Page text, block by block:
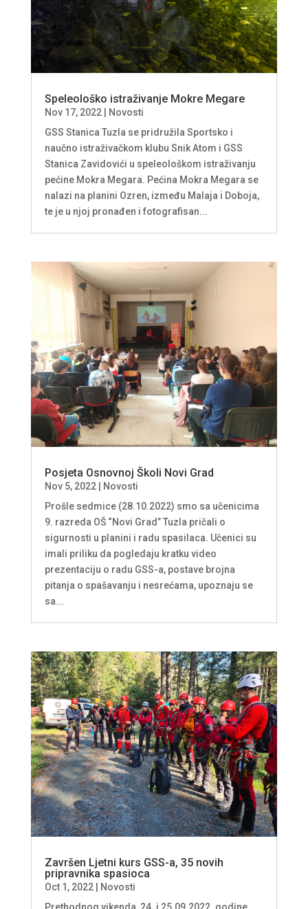
Speleološko istraživanje Mokre Megare
Nov 17, 2022|
Novosti
GSS Stanica Tuzla se pridružila Sportsko i
naučno istraživačkom klubu Snik Atom i GSS
Stanica Zavidovići u speleološkom istraživanju
pećine Mokra Megara. Pećina Mokra Megara se
nalazi na planini Ozren, između Malaja i Doboja,
te je u njoj pronađen i fotografisan...
Posjeta Osnovnoj Školi Novi Grad
Nov 5, 2022|
Novosti
Prošle sedmice (28.10.2022) smo sa učenicima
9. razreda OŠ “Novi Grad” Tuzla pričali o
sigurnosti u planini i radu spasilaca. Učenici su
imali priliku da pogledaju kratku video
prezentaciju o radu GSS-a, postave brojna
pitanja o spašavanju i nesrećama, upoznaju se
sa...
Završen Ljetni kurs GSS-a, 35 novih
pripravnika spasioca
Oct 1, 2022|
Novosti